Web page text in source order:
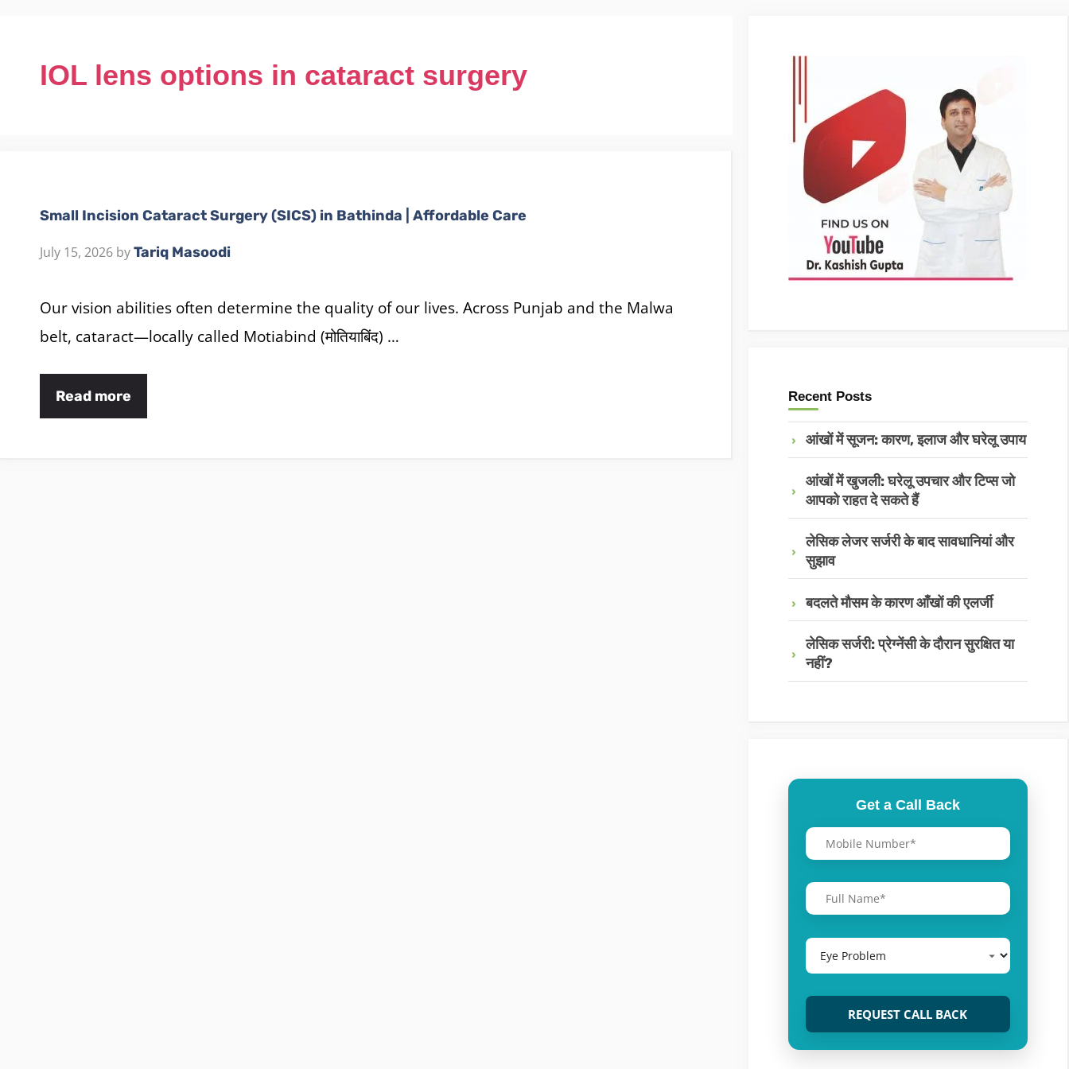
IOL lens options in cataract surgery
Small Incision Cataract Surgery (SICS) in Bathinda | Affordable Care
July 15, 2026 byTariq Masoodi
Our vision abilities often determine the quality of our lives. Across Punjab and the Malwa
belt, cataract—locally called Motiabind (मोतियाबिंद) …
Read more Recent Posts
आंखों में सूजन: कारण, इलाज और घरेलू उपाय
आंखों में खुजली: घरेलू उपचार और टिप्स जो
आपको राहत दे सकते हैं
लेसिक लेजर सर्जरी के बाद सावधानियां और
सुझाव
बदलते मौसम के कारण आँखों की एलर्जी
लेसिक सर्जरी: प्रेग्नेंसी के दौरान सुरक्षित या
नहीं?
Get a Call Back